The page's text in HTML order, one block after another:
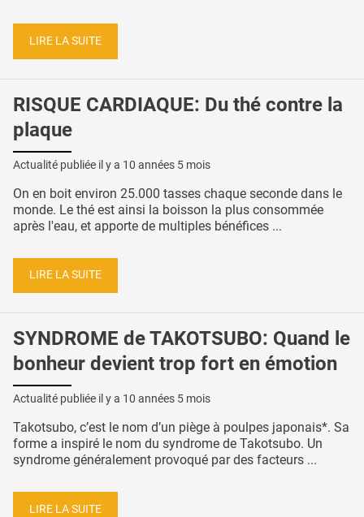
LIRE LA SUITE
RISQUE CARDIAQUE: Du thé contre la
plaque
Actualité publiée il y a 10 années 5 mois
On en boit environ 25.000 tasses chaque seconde dans le
monde. Le thé est ainsi la boisson la plus consommée
après l'eau, et apporte de multiples bénéfices ...
LIRE LA SUITE
SYNDROME de TAKOTSUBO: Quand le
bonheur devient trop fort en émotion
Actualité publiée il y a 10 années 5 mois
Takotsubo, c’est le nom d’un piège à poulpes japonais*. Sa
forme a inspiré le nom du syndrome de Takotsubo. Un
syndrome généralement provoqué par des facteurs ...
LIRE LA SUITE